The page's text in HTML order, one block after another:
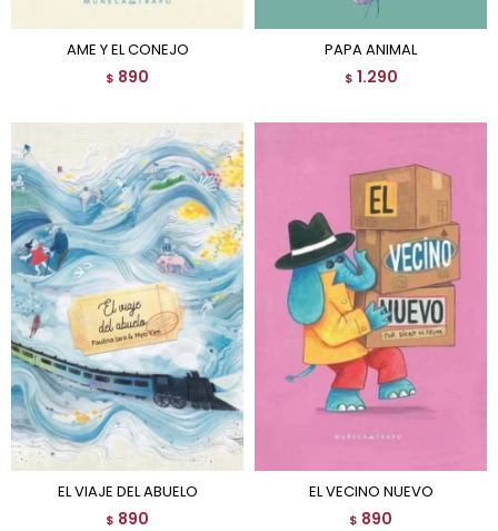
AME Y EL CONEJO
$ 890
PAPA ANIMAL
$ 1.290
EL VIAJE DEL ABUELO
$ 890
EL VECINO NUEVO
$ 890